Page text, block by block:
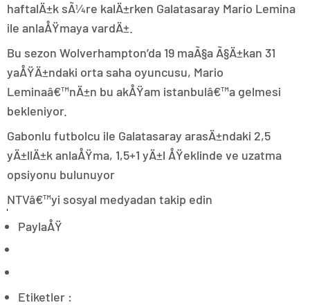
haftalÄ±k sÃ¼re kalÄ±rken Galatasaray Mario Lemina
ile anlaÅŸmaya vardÄ±.
Bu sezon Wolverhampton’da 19 maÃ§a Ã§Ä±kan 31
yaÅŸÄ±ndaki orta saha oyuncusu, Mario
Leminaâ€™nÄ±n bu akÅŸam istanbulâ€™a gelmesi
bekleniyor.
Gabonlu futbolcu ile Galatasaray arasÄ±ndaki 2,5
yÄ±llÄ±k anlaÅŸma, 1,5+1 yÄ±l ÅŸeklinde ve uzatma
opsiyonu bulunuyor
NTVâ€™yi sosyal medyadan takip edin
PaylaÅŸ
Etiketler :